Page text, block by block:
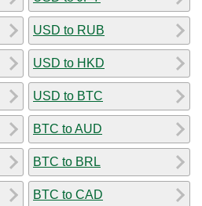
USD to RUB
USD to HKD
USD to BTC
BTC to AUD
BTC to BRL
BTC to CAD